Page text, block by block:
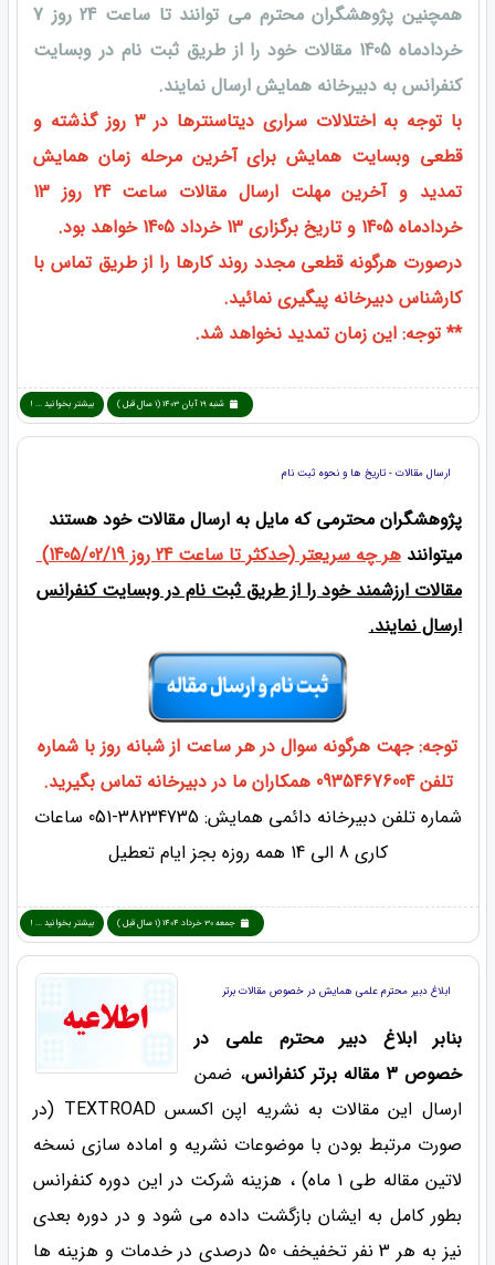
همچنین پژوهشگران محترم می توانند تا ساعت 24 روز 7
خردادماه 1405 مقالات خود را از طریق ثبت نام در وبسایت
کنفرانس به دبیرخانه همایش ارسال نمایند.
با توجه به اختلالات سراری دیتاسنترها در ۳ روز گذشته و
قطعی وبسایت همایش برای آخرین مرحله زمان همایش
تمدید و آخرین مهلت ارسال مقالات ساعت 24 روز 13
خردادماه 1405 و تاریخ برگزاری 13 خرداد 1405 خواهد بود.
درصورت هرگونه قطعی مجدد روند کارها را از طریق تماس با
کارشناس دبیرخانه پیگیری نمائید.
** توجه: این زمان تمدید نخواهد شد.
شنبه 19 آبان 1403 (1 سال قبل ) بیشتر بخوانید ... !
ارسال مقالات - تاریخ ها و نحوه ثبت نام
پژوهشگران محترمی که مایل به ارسال مقالات خود هستند
میتوانندهر چه سریعتر (حدکثر تا ساعت 24 روز 1405/02/19)
مقالات ارزشمند خود را از طریق ثبت نام در وبسایت کنفرانس
ارسال نمایند.
توجه: جهت هرگونه سوال در هر ساعت از شبانه روز با شماره
تلفن 09354676004 همکاران ما در دبیرخانه تماس بگیرید.
شماره تلفن دبیرخانه دائمی همایش: 38234735-051 ساعات
کاری 8 الی 14 همه روزه بجز ایام تعطیل
جمعه 30 خرداد 1404 (1 سال قبل ) بیشتر بخوانید ... !
ابلاغ دبیر محترم علمی همایش در خصوص مقالات برتر
بنابر ابلاغ دبیر محترم علمی در
خصوص 3 مقاله برتر کنفرانس
، ضمن
ارسال این مقالات به نشریه اپن اکسس TEXTROAD (در
صورت مرتبط بودن با موضوعات نشریه و اماده سازی نسخه
لاتین مقاله طی 1 ماه) ، هزینه شرکت در این دوره کنفرانس
بطور کامل به ایشان بازگشت داده می شود و در دوره بعدی
نیز به هر 3 نفر تخفیخف 50 درصدی در خدمات و هزینه ها